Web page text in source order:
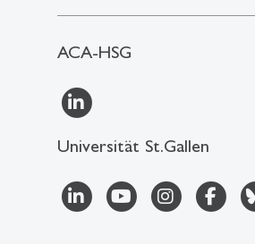
ACA-HSG
Universität St.Gallen